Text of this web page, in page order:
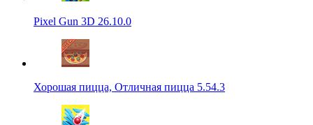
Pixel Gun 3D 26.10.0
Хорошая пицца, Отличная пицца 5.54.3